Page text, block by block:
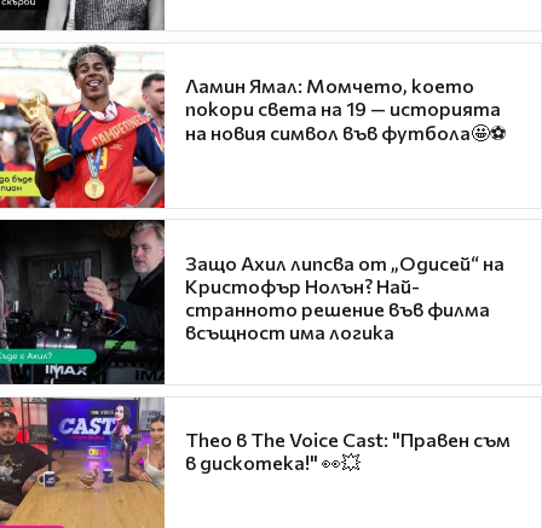
Ламин Ямал: Момчето, което
покори света на 19 — историята
на новия символ във футбола🤩⚽
Защо Ахил липсва от „Одисей“ на
Кристофър Нолън? Най-
странното решение във филма
всъщност има логика
Theo в The Voice Cast: "Правен съм
в дискотека!" 👀💥